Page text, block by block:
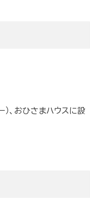
、おひさまハウスに設